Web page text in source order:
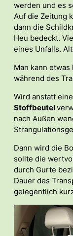
werden und es
Auf die Zeitung
dann die
Heu bedeckt.
eines Unfalls.
Man kann etwas
während des
Wird anstatt
Stoffbeutel
nach Außen
Dann wird die
sollte die
durch Gurte
Dauer des
gelegentlich